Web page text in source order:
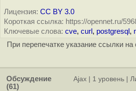
Лицензия: CC BY 3.0
Короткая ссылка: https://opennet.ru/
Ключевые слова: cve, curl , postgresql ,
При перепечатке указание ссылки
Обсуждение
(61)
Ajax 1 уровень